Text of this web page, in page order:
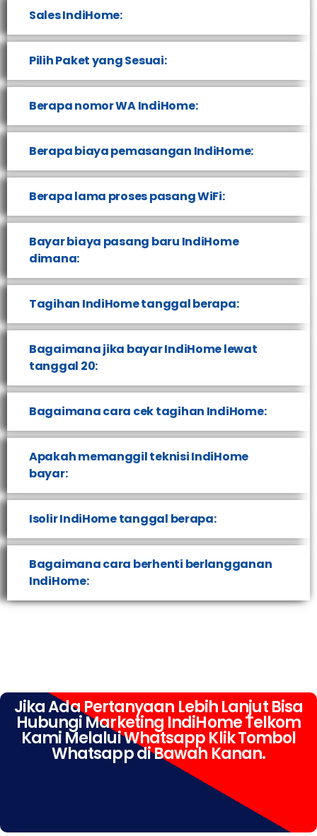
Sales IndiHome:
Pilih Paket yang Sesuai:
Berapa nomor WA IndiHome:
Berapa biaya pemasangan IndiHome:
Berapa lama proses pasang WiFi:
Bayar biaya pasang baru IndiHome
dimana:
Tagihan IndiHome tanggal berapa:
Bagaimana jika bayar IndiHome lewat
tanggal 20:
Bagaimana cara cek tagihan IndiHome:
Apakah memanggil teknisi IndiHome
bayar:
Isolir IndiHome tanggal berapa:
Bagaimana cara berhenti berlangganan
IndiHome:
Jika Ada Pertanyaan Lebih Lanjut Bisa
Hubungi Marketing IndiHome Telkom
Kami Melalui Whatsapp Klik Tombol
Whatsapp di Bawah Kanan.